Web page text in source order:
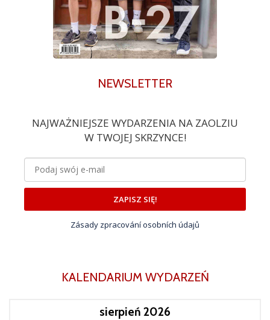
NEWSLETTER
NAJWAŻNIEJSZE WYDARZENIA NA ZAOLZIU
W TWOJEJ SKRZYNCE!
ZAPISZ SIĘ!
Zásady zpracování osobních údajů
KALENDARIUM WYDARZEŃ
sierpień 2026